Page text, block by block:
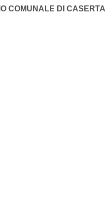
COMUNALE DI